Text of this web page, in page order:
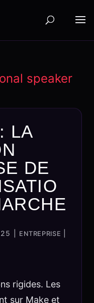
speaker
LA
DE
ENTREPRISE
rigides. Les
sur Make et